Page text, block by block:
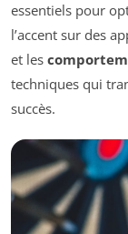
essentiels pour
l’accent sur des
et les
techniques qui
succès.